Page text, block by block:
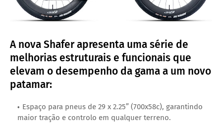
Anova Shaferapresenta uma série de
melhorias estruturais e funcionais que
elevam o desempenho da gama a um novo
patamar:
Espaço para pneus de 29 x 2.25” (700x58c), garantindo
maior tração e controlo em qualquer terreno.